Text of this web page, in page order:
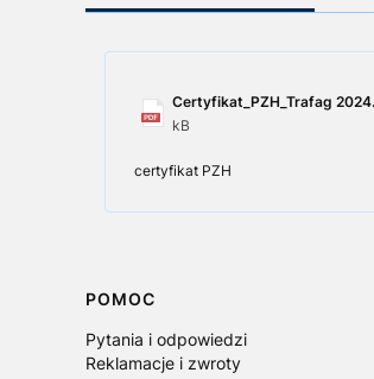
Certyfikat_PZH_Trafag
kB
certyfikat PZH
Linki w stopce
POMOC
Pytania i odpowiedzi
Reklamacje i zwroty